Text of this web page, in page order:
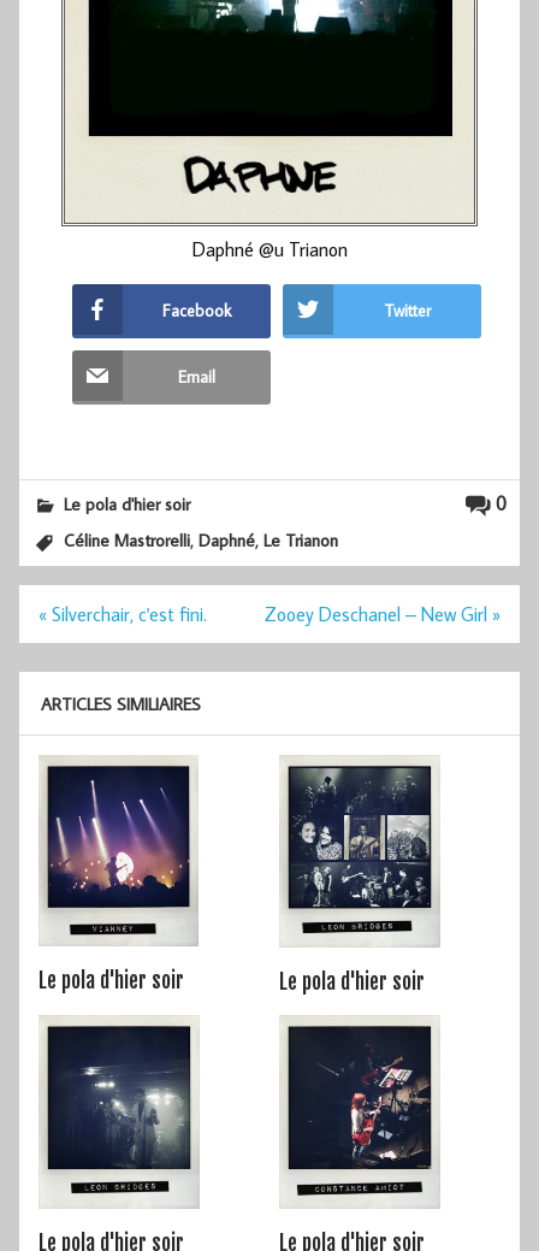
Daphné @u Trianon
Facebook Twitter
Email
0
Le pola d'hier soir
Céline Mastrorelli,Daphné,Le Trianon
Navigation
« Silverchair, c'est fini. Zooey Deschanel – New Girl »
ARTICLES SIMILIAIRES
Le pola d'hier soir Le pola d'hier soir
Le pola d'hier soir Le pola d'hier soir